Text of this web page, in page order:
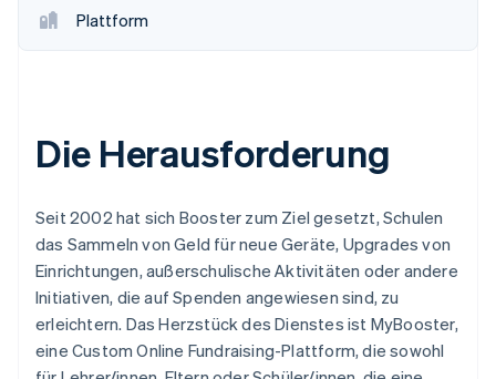
Plattform
Die Herausforderung
Seit 2002 hat sich Booster zum Ziel gesetzt, Schulen
das Sammeln von Geld für neue Geräte, Upgrades von
Einrichtungen, außerschulische Aktivitäten oder andere
Initiativen, die auf Spenden angewiesen sind, zu
erleichtern. Das Herzstück des Dienstes ist MyBooster,
eine Custom Online Fundraising-Plattform, die sowohl